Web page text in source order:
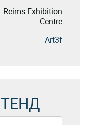
Reims Exhibition
Centre
Art3f